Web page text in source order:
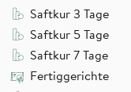
Saftkur 3 Tage
Saftkur 5 Tage
Saftkur 7 Tage
Fertiggerichte